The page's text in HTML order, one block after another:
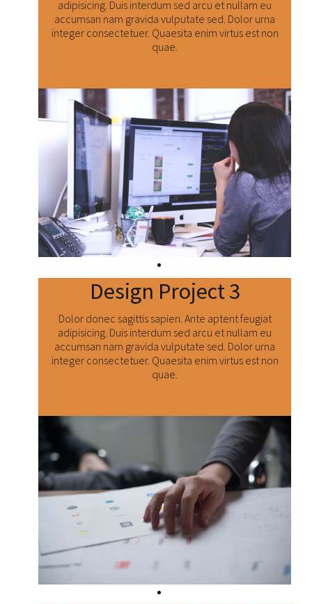
adipisicing. Duis interdum sed arcu et nullam eu
accumsan nam gravida vulputate sed. Dolor urna
integer consectetuer. Quaesita enim virtus est non
quae.
Design Project 3
Dolor donec sagittis sapien. Ante aptent feugiat
adipisicing. Duis interdum sed arcu et nullam eu
accumsan nam gravida vulputate sed. Dolor urna
integer consectetuer. Quaesita enim virtus est non
quae.